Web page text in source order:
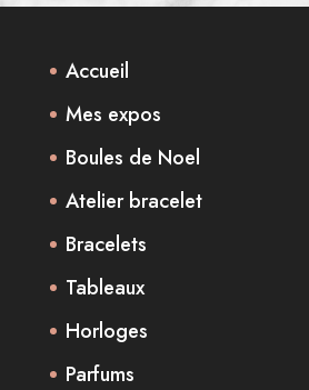
Accueil
Mes expos
Boules de Noel
Atelier bracelet
Bracelets
Tableaux
Horloges
Parfums